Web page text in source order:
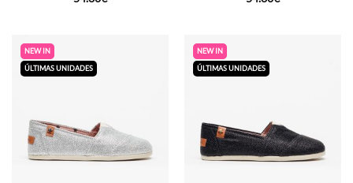
NEW IN
ÚLTIMAS UNIDADES
NEW IN
ÚLTIMAS UNIDADES